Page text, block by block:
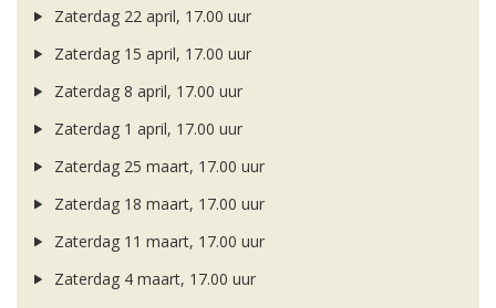
Zaterdag 22 april, 17.00 uur
Zaterdag 15 april, 17.00 uur
Zaterdag 8 april, 17.00 uur
Zaterdag 1 april, 17.00 uur
Zaterdag 25 maart, 17.00 uur
Zaterdag 18 maart, 17.00 uur
Zaterdag 11 maart, 17.00 uur
Zaterdag 4 maart, 17.00 uur